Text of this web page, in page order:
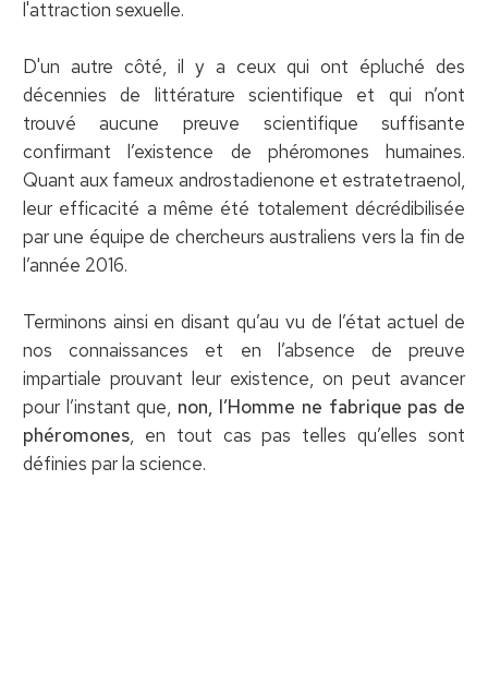
l'attraction sexuelle.
D'un autre côté, il y a ceux qui ont épluché des
décennies de littérature scientifique et qui n’ont
trouvé aucune preuve scientifique suffisante
confirmant l’existence de phéromones humaines.
Quant aux fameux androstadienone et estratetraenol,
leur efficacité a même été totalement décrédibilisée
par une équipe de chercheurs australiens vers la fin de
l’année 2016.
Terminons ainsi en disant qu’au vu de l’état actuel de
nos connaissances et en l’absence de preuve
impartiale prouvant leur existence, on peut avancer
pour l’instant que, non, l’Homme ne fabrique pas de
phéromones, en tout cas pas telles qu’elles sont
définies par la science.